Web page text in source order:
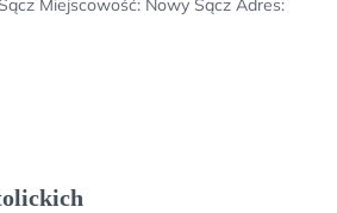
Miejscowość: Nowy Sącz Adres: